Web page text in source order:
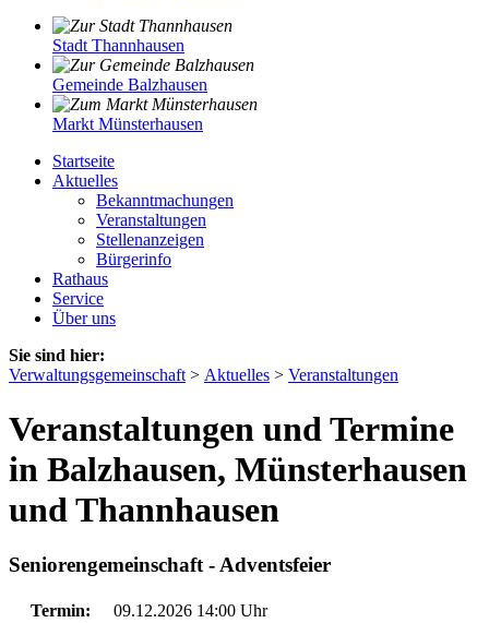
Stadt Thannhausen
Gemeinde Balzhausen
Markt Münsterhausen
Startseite
Aktuelles
Bekanntmachungen
Veranstaltungen
Stellenanzeigen
Bürgerinfo
Rathaus
Service
Über uns
Sie sind hier:
Verwaltungsgemeinschaft > Aktuelles > Veranstaltungen
Veranstaltungen und Termine
in Balzhausen, Münsterhausen
und Thannhausen
Seniorengemeinschaft - Adventsfeier
Termin:
09.12.2026 14:00 Uhr